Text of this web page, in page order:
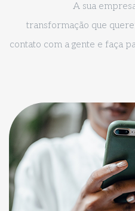
A sua
transformação que
contato com a gente e faça